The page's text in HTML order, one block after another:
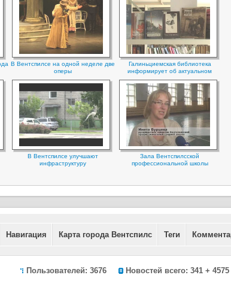
В Вентспилсе на одной неделе две
оперы
Галиньциемская библиотека
информирует об актуальном
В Вентспилсе улучшают
инфраструктуру
Зала Вентспилсской
профессиональной школы
Навигация Карта города Вентспилс Теги
Пользователей: 3676 Новостей всего: 341 + 4575